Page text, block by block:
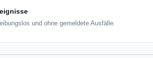
und ohne gemeldete Ausfälle.